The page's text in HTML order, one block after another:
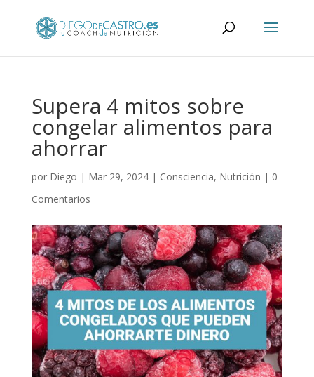
Supera 4 mitos sobre
congelar alimentos para
ahorrar
por Diego | Mar 29, 2024| Consciencia, Nutrición | 0
Comentarios